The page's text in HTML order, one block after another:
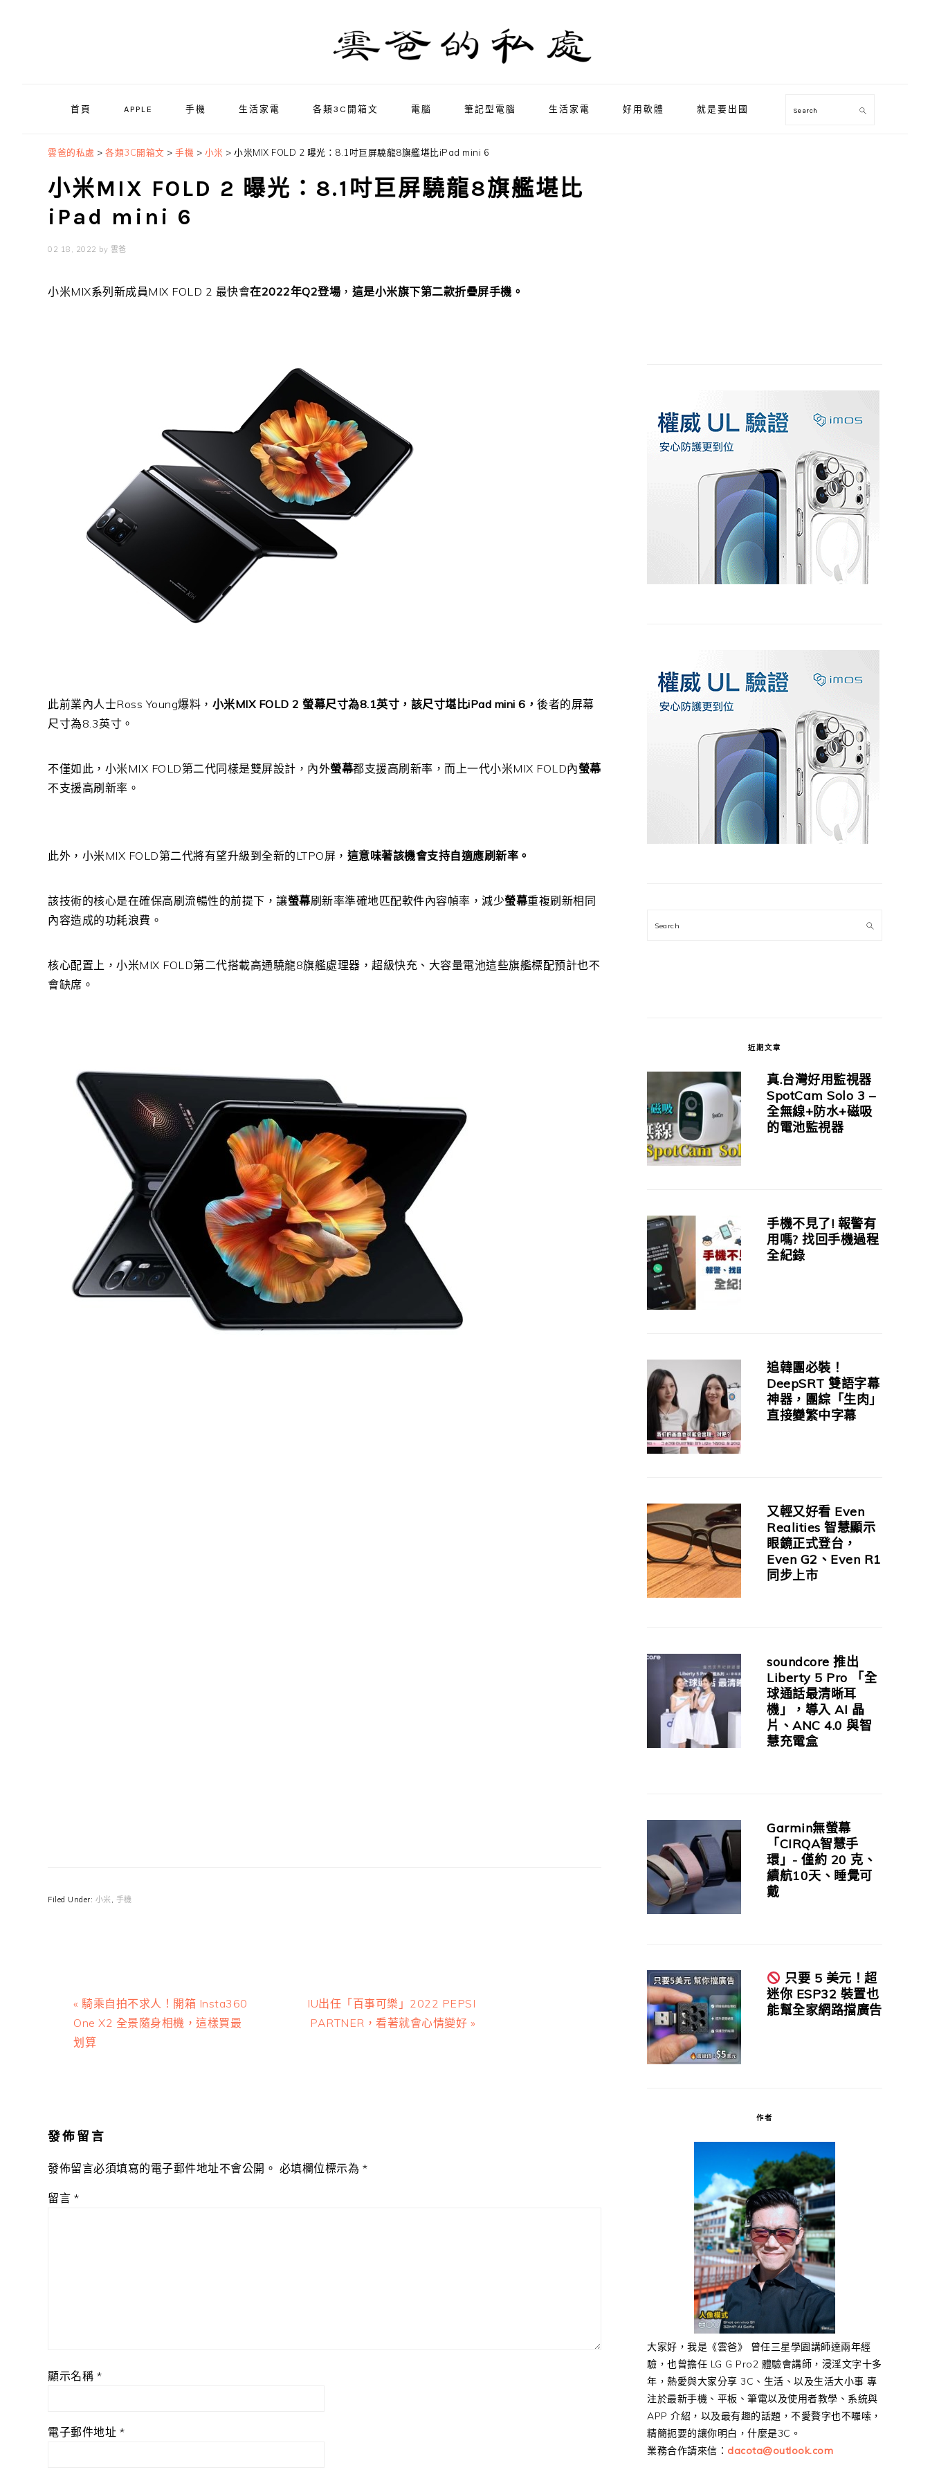
首頁 APPLE 手機 生活家電 各類3C開箱文 電腦 筆記型電腦 生活家電 好用軟體 就是要出國 Search
雲爸的私處 > 各類3C開箱文 > 手機 > 小米 > 小米MIX FOLD 2 曝光：8.1吋巨屏驍龍8旗艦堪比iPad mini 6
小米MIX FOLD 2 曝光：8.1吋巨屏驍龍8旗艦堪比
iPad mini 6
02 18, 2022 by 雲爸
小米MIX系列新成員MIX FOLD 2 最快會在2022年Q2登場 ， 這是小米旗下第二款折疊屏手機。
此前業內人士Ross Young爆料， 小米MIX FOLD 2 螢幕尺寸為8.1英寸， 該尺寸堪比iPad mini 6， 後者的屏幕
尺寸為8.3英寸。
不僅如此，小米MIX FOLD第二代同樣是雙屏設計，內外螢幕都支援高刷新率，而上一代小米MIX FOLD內螢幕
不支援高刷新率。
此外，小米MIX FOLD第二代將有望升級到全新的LTPO屏， 這意味著該機會支持自適應刷新率。
該技術的核心是在確保高刷流暢性的前提下，讓螢幕刷新率準確地匹配軟件內容幀率，減少螢幕重複刷新相同
內容造成的功耗浪費。
核心配置上，小米MIX FOLD第二代搭載高通驍龍8旗艦處理器，超級快充、大容量電池這些旗艦標配預計也不
會缺席。
Filed Under: 小米, 手機
Previous
Post:
« 騎乘自拍不求人！開箱 Insta360
One X2 全景隨身相機，這樣買最
划算
Next
Post:
IU出任「百事可樂」2022 PEPSI
PARTNER，看著就會心情變好 »
發佈留言
發佈留言必須填寫的電子郵件地址不會公開。 必填欄位標示為 *
留言 *
顯示名稱 *
電子郵件地址 *
Search
近期文章
真.台灣好用監視器
SpotCam Solo 3 –
全無線+防水+磁吸
的電池監視器
手機不見了! 報警有
用嗎? 找回手機過程
全紀錄
追韓團必裝！
DeepSRT 雙語字幕
神器，團綜「生肉」
直接變繁中字幕
又輕又好看 Even
Realities 智慧顯示
眼鏡正式登台，
Even G2、Even R1
同步上市
soundcore 推出
Liberty 5 Pro 「全
球通話最清晰耳
機」，導入 AI 晶
片、ANC 4.0 與智
慧充電盒
Garmin無螢幕
「CIRQA智慧手
環」- 僅約 20 克、
續航10天、睡覺可
戴
只要 5 美元！超
迷你 ESP32 裝置也
能幫全家網路擋廣告
作者
大家好，我是《雲爸》 曾任三星學園講師達兩年經
驗，也曾擔任 LG G Pro2 體驗會講師，浸淫文字十多
年，熱愛與大家分享 3C、生活、以及生活大小事 專
注於最新手機、平板、筆電以及使用者教學、系統與
APP 介紹，以及最有趣的話題，不愛贅字也不囉嗦，
精簡扼要的讓你明白，什麼是3C。
業務合作請來信： dacota@outlook.com